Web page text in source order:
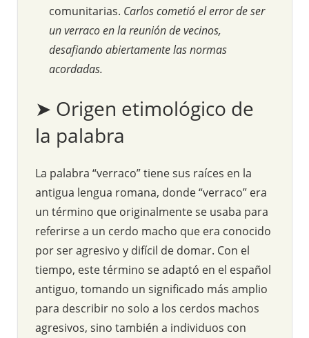
comunitarias. Carlos cometió el error de ser
un verraco en la reunión de vecinos,
desafiando abiertamente las normas
acordadas.
➤ Origen etimológico de
la palabra
La palabra “verraco” tiene sus raíces en la
antigua lengua romana, donde “verraco” era
un término que originalmente se usaba para
referirse a un cerdo macho que era conocido
por ser agresivo y difícil de domar. Con el
tiempo, este término se adaptó en el español
antiguo, tomando un significado más amplio
para describir no solo a los cerdos machos
agresivos, sino también a individuos con